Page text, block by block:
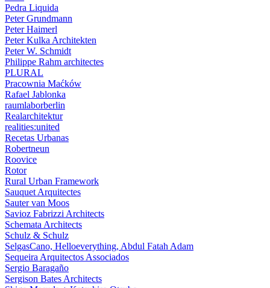
Pedra Liquida
Peter Grundmann
Peter Haimerl
Peter Kulka Architekten
Peter W. Schmidt
Philippe Rahm architectes
PLURAL
Pracownia Maćków
Rafael Jablonka
raumlaborberlin
Realarchitektur
realities:united
Recetas Urbanas
Robertneun
Roovice
Rotor
Rural Urban Framework
Sauquet Arquitectes
Sauter van Moos
Savioz Fabrizzi Architects
Schemata Architects
Schulz & Schulz
SelgasCano, Helloeverything, Abdul Fatah Adam
Sequeira Arquitectos Associados
Sergio Baragaño
Sergison Bates Architects